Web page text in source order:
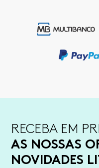
RECEBA EM
AS NOSSAS
NOVIDADES